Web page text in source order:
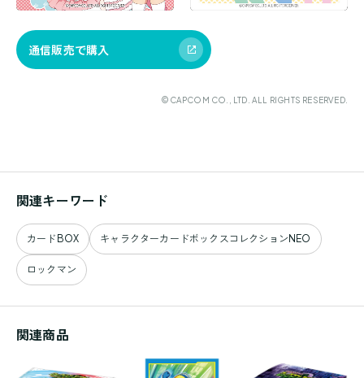
通信販売で購入
©CAPCOM CO., LTD. ALL RIGHTS RESERVED.
関連キーワード
カードBOX キャラクターカードボックスコレクションNEO
ロックマン
関連商品